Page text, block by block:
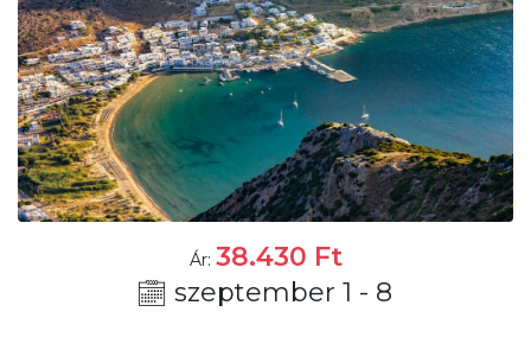
Ár: 38.430 Ft
szeptember 1 - 8